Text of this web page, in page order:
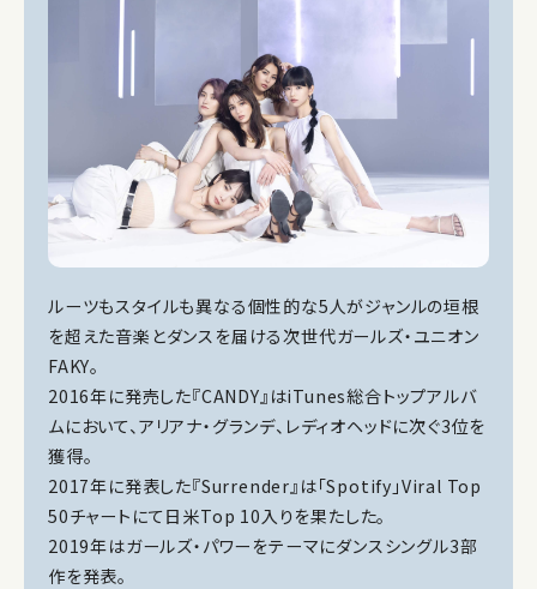
ルーツもスタイルも異なる個性的な5人がジャンルの垣根
を超えた音楽とダンスを届ける次世代ガールズ・ユニオン
FAKY。
2016年に発売した『CANDY』はiTunes総合トップアルバ
ムにおいて、アリアナ・グランデ、レディオヘッドに次ぐ3位を
獲得。
2017年に発表した『Surrender』は「Spotify」Viral Top
50チャートにて日米Top 10入りを果たした。
2019年はガールズ・パワーをテーマにダンスシングル3部
作を発表。